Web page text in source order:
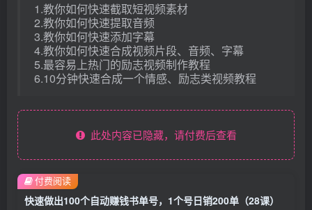
1.教你如何快速截取短视频素材
2.教你如何快速提取音频
3.教你如何快速添加字幕
4.教你如何快速合成视频片段、音频、字幕
5.最容易上热门的励志视频制作教程
6.10分钟快速合成一个情感、励志类视频教程
此处内容已隐藏，请付费后查看
快速做出100个自动赚钱书单号，1个号日销200单（28课）
付费阅读